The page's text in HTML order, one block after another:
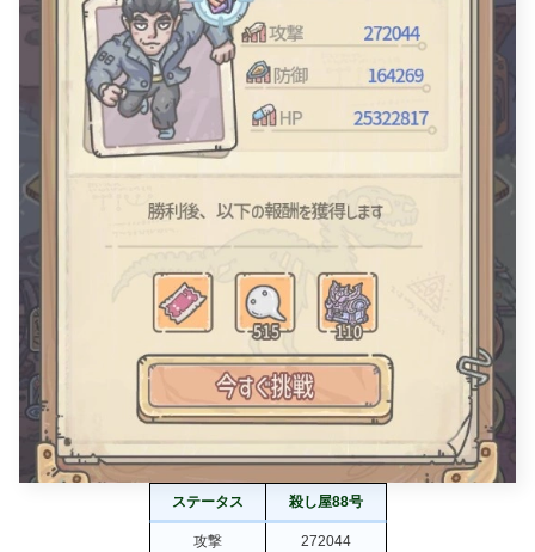
ステータス 殺し屋88号
攻撃 272044